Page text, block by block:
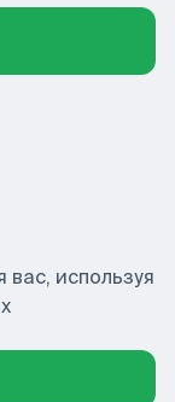
используя